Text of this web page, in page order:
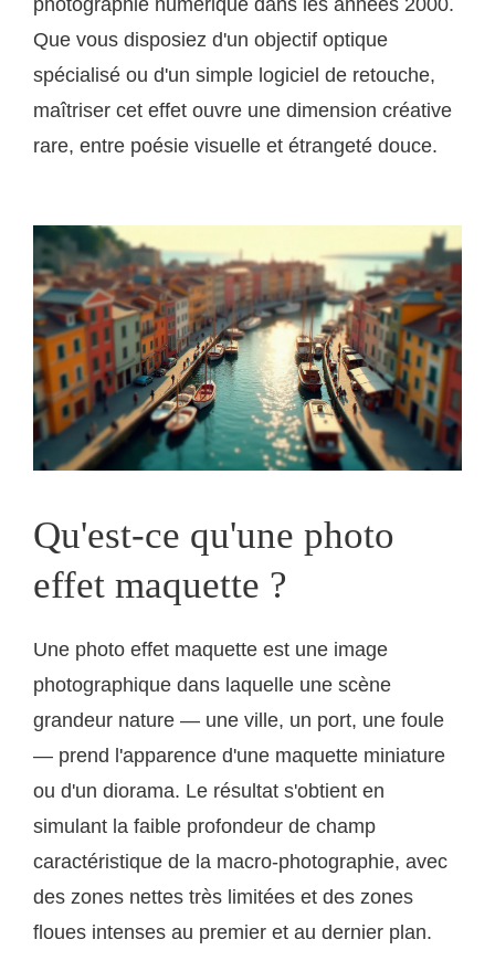
Que vous disposiez d'un objectif optique
spécialisé ou d'un simple logiciel de retouche,
maîtriser cet effet ouvre une dimension créative
rare, entre poésie visuelle et étrangeté douce.
Qu'est-ce qu'une photo
effet maquette ?
Une photo effet maquette est une image
photographique dans laquelle une scène
grandeur nature — une ville, un port, une foule
— prend l'apparence d'une maquette miniature
ou d'un diorama. Le résultat s'obtient en
simulant la faible profondeur de champ
caractéristique de la macro-photographie, avec
des zones nettes très limitées et des zones
floues intenses au premier et au dernier plan.